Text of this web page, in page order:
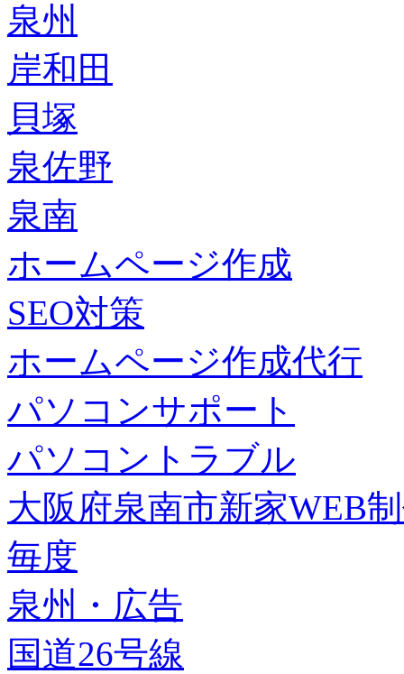
泉州
岸和田
貝塚
泉佐野
泉南
ホームページ作成
SEO対策
ホームページ作成代行
パソコンサポート
パソコントラブル
大阪府泉南市新家WEB
毎度
泉州・広告
国道26号線